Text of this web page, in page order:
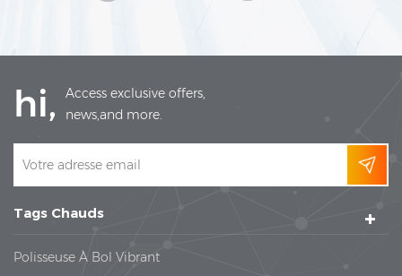
(mm/pouce) 1300*850*750 / 51,2*33,5*29,5 1300*850*750 /
78,7*33,5*29,5 2500*850*750 / 98,4*33,5*29,5 2500*850*750 /
98,4*33,5*29,5 Poids de la machine (kg/lb) 350 / 771,6 350 /
Puissance (kW) 4 5.5 6 11 12 16.5 Vitesse (tr/min) 0 -1800 0
-1800 0 -1800 0 -1800 0 -1800 0 -1800 * Tension standard :
de culbutage Polisseuse magnétique 8 - 10 kg Finisseur
magnétique OBD-360D Machine de polissage magnétique
OBD-100 Machine de finition magnétique OBD-30
hi,
Access exclusive offers,
news,and more.
Tags Chauds
Polisseuse À Bol Vibrant